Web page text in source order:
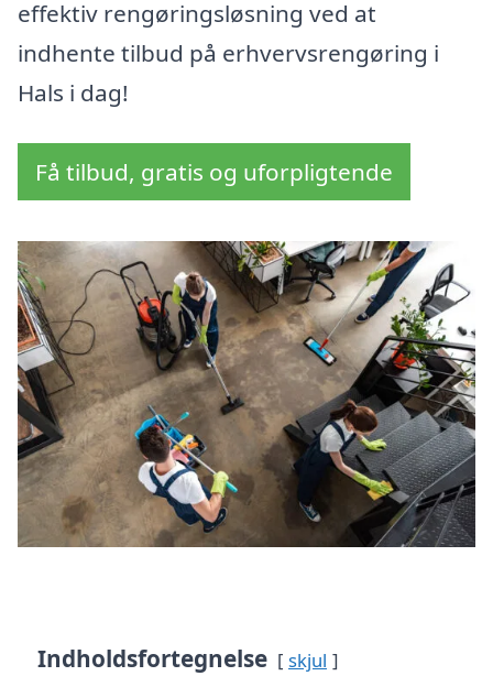
effektiv rengøringsløsning ved at
indhente tilbud på erhvervsrengøring i
Hals i dag!
Få tilbud, gratis og uforpligtende
Indholdsfortegnelse skjul